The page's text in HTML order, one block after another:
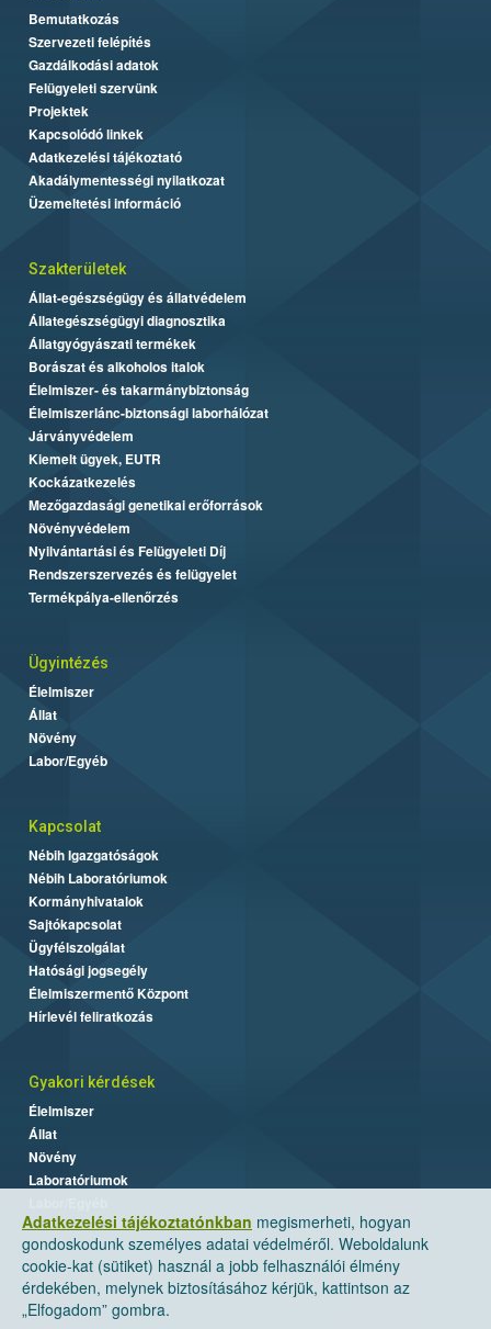
Adatkezelési tájékoztatónkban megismerheti, hogyan
gondoskodunk személyes adatai védelméről. Weboldalunk
cookie-kat (sütiket) használ a jobb felhasználói élmény
érdekében, melynek biztosításához kérjük, kattintson az
„Elfogadom” gombra.
Bemutatkozás
Szervezeti felépítés
Gazdálkodási adatok
Felügyeleti szervünk
Projektek
Kapcsolódó linkek
Adatkezelési tájékoztató
Akadálymentességi nyilatkozat
Üzemeltetési információ
Szakterületek
Állat-egészségügy és állatvédelem
Állategészségügyi diagnosztika
Állatgyógyászati termékek
Borászat és alkoholos italok
Élelmiszer- és takarmánybiztonság
Élelmiszerlánc-biztonsági laborhálózat
Járványvédelem
Kiemelt ügyek, EUTR
Kockázatkezelés
Mezőgazdasági genetikai erőforrások
Növényvédelem
Nyilvántartási és Felügyeleti Díj
Rendszerszervezés és felügyelet
Termékpálya-ellenőrzés
Ügyintézés
Élelmiszer
Állat
Növény
Labor/Egyéb
Kapcsolat
Nébih Igazgatóságok
Nébih Laboratóriumok
Kormányhivatalok
Sajtókapcsolat
Ügyfélszolgálat
Hatósági jogsegély
Élelmiszermentő Központ
Hírlevél feliratkozás
Gyakori kérdések
Élelmiszer
Állat
Növény
Laboratóriumok